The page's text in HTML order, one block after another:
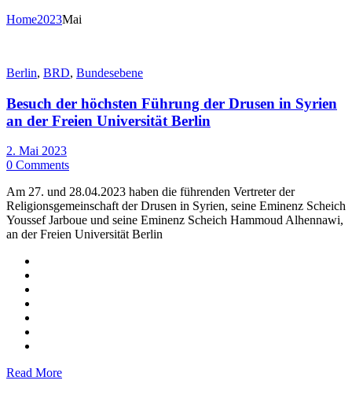
Home2023Mai
Berlin, BRD, Bundesebene
Besuch der höchsten Führung der Drusen in Syrien
an der Freien Universität Berlin
2. Mai 2023
0 Comments
Am 27. und 28.04.2023 haben die führenden Vertreter der
Religionsgemeinschaft der Drusen in Syrien, seine Eminenz Scheich
Youssef Jarboue und seine Eminenz Scheich Hammoud Alhennawi,
an der Freien Universität Berlin
Read More